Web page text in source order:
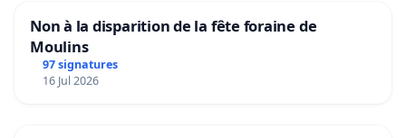
Non à la disparition de la fête foraine de
Moulins
97 signatures
16 Jul 2026